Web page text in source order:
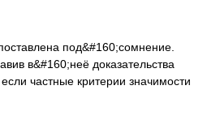
под&#160;сомнение.
в&#160;неё доказательства
частные критерии значимости